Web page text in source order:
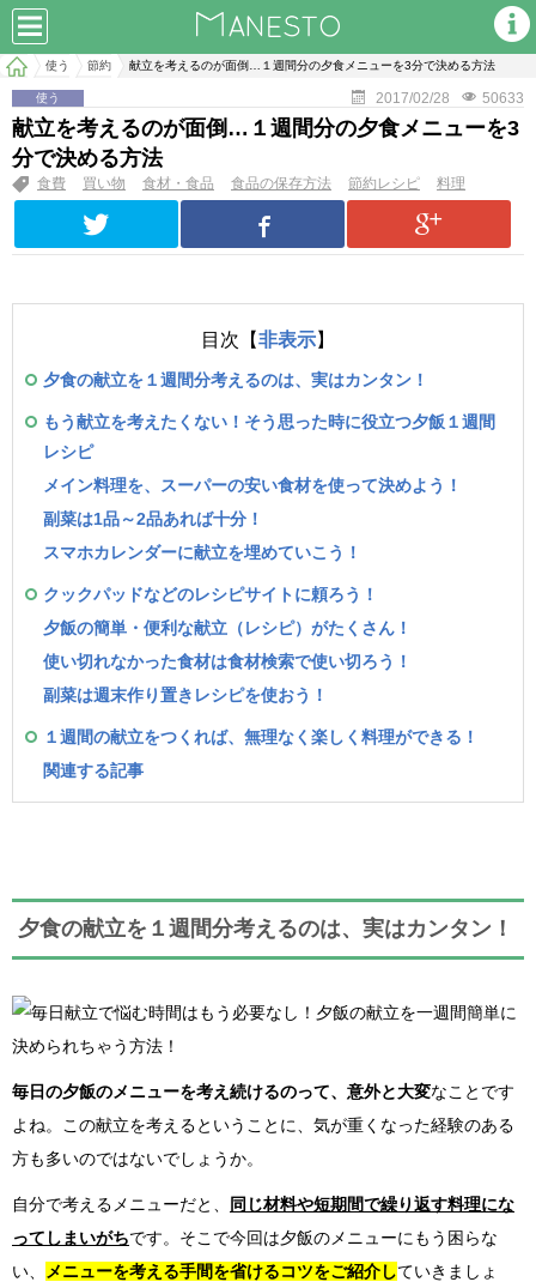
使う 節約 献立を考えるのが面倒…１週間分の夕食メニューを3分で決める方法
使う 2017/02/28 50633
献立を考えるのが面倒…１週間分の夕食メニューを3
分で決める方法
食費 買い物 食材・食品 食品の保存方法 節約レシピ 料理
目次【非表示】
夕食の献立を１週間分考えるのは、実はカンタン！
もう献立を考えたくない！そう思った時に役立つ夕飯１週間
レシピ
メイン料理を、スーパーの安い食材を使って決めよう！
副菜は1品～2品あれば十分！
スマホカレンダーに献立を埋めていこう！
クックパッドなどのレシピサイトに頼ろう！
夕飯の簡単・便利な献立（レシピ）がたくさん！
使い切れなかった食材は食材検索で使い切ろう！
副菜は週末作り置きレシピを使おう！
１週間の献立をつくれば、無理なく楽しく料理ができる！
関連する記事
夕食の献立を１週間分考えるのは、実はカンタン！
毎日の夕飯のメニューを考え続けるのって、意外と大変なことです
よね。この献立を考えるということに、気が重くなった経験のある
方も多いのではないでしょうか。
自分で考えるメニューだと、
同じ材料や短期間で繰り返す料理にな
ってしまいがちです。そこで今回は夕飯のメニューにもう困らな
い、
メニューを考える手間を省けるコツをご紹介していきましょ